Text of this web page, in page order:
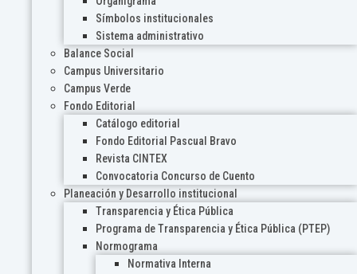
Símbolos institucionales
Sistema administrativo
Balance Social
Campus Universitario
Campus Verde
Fondo Editorial
Catálogo editorial
Fondo Editorial Pascual Bravo
Revista CINTEX
Convocatoria Concurso de Cuento
Planeación y Desarrollo institucional
Transparencia y Ética Pública
Programa de Transparencia y Ética Pública (PTEP)
Normograma
Normativa Interna